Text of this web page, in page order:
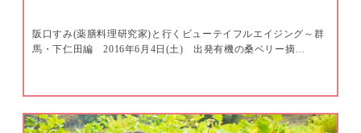
阪口すみ(薬膳料理研究家)と行くビューテイフルエイジング～群
馬・下仁田編 2016年6月4日(土) 出発有機の桑ベリー摘…